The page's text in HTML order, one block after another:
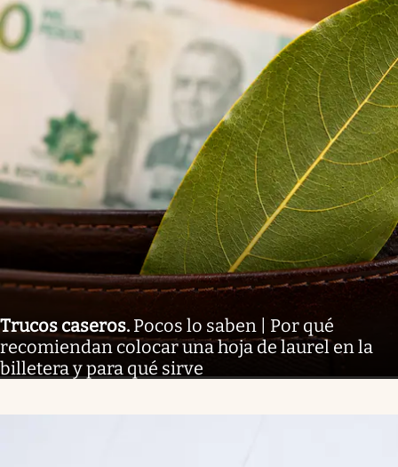
Trucos caseros. Pocos lo saben | Por qué
recomiendan colocar una hoja de laurel en la
billetera y para qué sirve